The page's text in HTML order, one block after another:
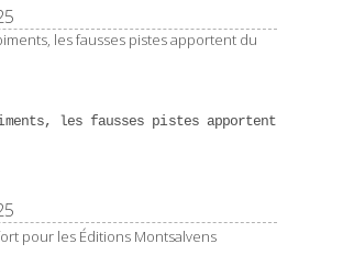
les fausses pistes apportent